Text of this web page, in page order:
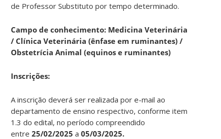
de Professor Substituto por tempo determinado.
Campo de conhecimento: Medicina Veterinária
/ Clínica Veterinária (ênfase em ruminantes) /
Obstetrícia Animal (equinos e ruminantes)
Inscrições:
A inscrição deverá ser realizada por e-mail ao
departamento de ensino respectivo, conforme item
1.3 do edital, no período compreendido
entre25/02/2025 a05/03/2025.